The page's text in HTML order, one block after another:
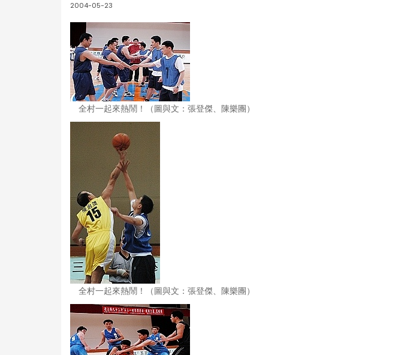
2004-05-23
全村一起來熱鬧！（圖與文：張登傑、陳樂團）
全村一起來熱鬧！（圖與文：張登傑、陳樂團）